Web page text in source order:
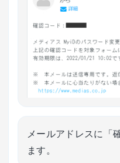
メールアドレスに「
ます。